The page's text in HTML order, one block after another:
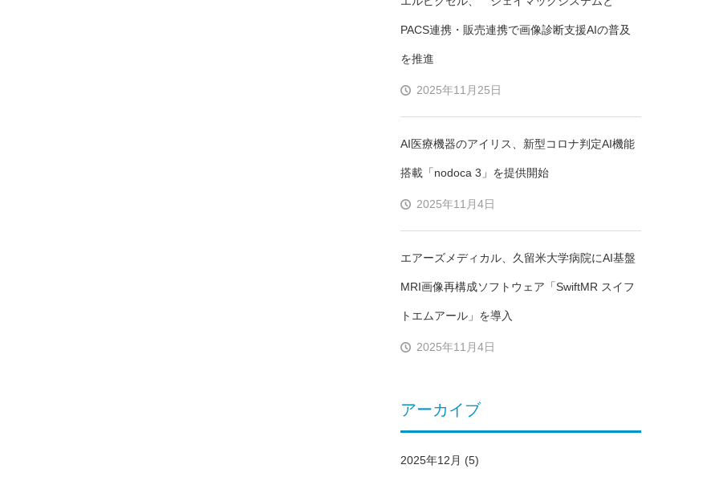
PACS連携・販売連携で画像診断支援AIの普及
を推進
2025年11月25日
AI医療機器のアイリス、新型コロナ判定AI機能
搭載「nodoca 3」を提供開始
2025年11月4日
エアーズメディカル、久留米大学病院にAI基盤
MRI画像再構成ソフトウェア「SwiftMR スイフ
トエムアール」を導入
2025年11月4日
アーカイブ
2025年12月 (5)